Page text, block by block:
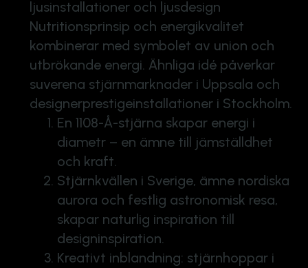
ljusinstallationer och ljusdesign
Nutritionsprinsip och energikvalitet
kombinerar med symbolet av union och
utbrökande energi. Ähnliga idé påverkar
suverena stjärnmarknader i Uppsala och
designerprestigeinstallationer i Stockholm.
En 1108-Å-stjärna skapar energi i
diametr – en ämne till jämställdhet
och kraft.
Stjärnkvällen i Sverige, ämne nordiska
aurora och festlig astronomisk resa,
skapar naturlig inspiration till
designinspiration.
Kreativt inblandning: stjärnhoppar i